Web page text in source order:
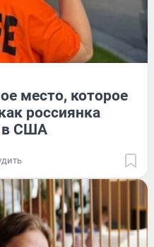
место, которое
россиянка
в США